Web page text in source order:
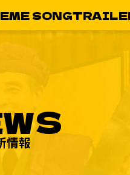
SONG
情報